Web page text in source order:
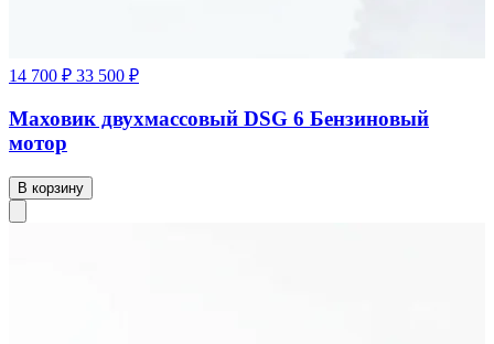
14 700 ₽ 33 500 ₽
Маховик двухмассовый DSG 6 Бензиновый
мотор
В корзину